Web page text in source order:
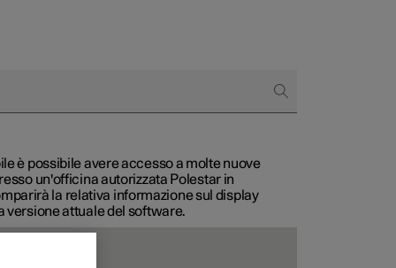
è possibile avere accesso a molte nuove
un'officina autorizzata Polestar in
la relativa informazione sul display
versione attuale del software.